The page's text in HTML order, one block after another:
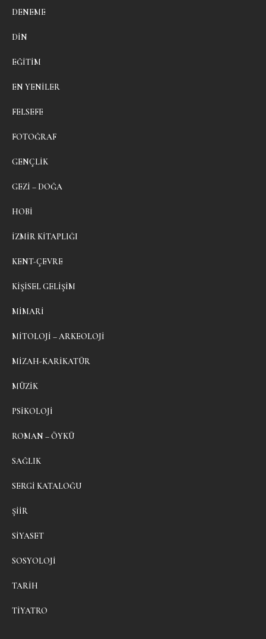
DENEME
DIN
EĞITIM
EN YENILER
FELSEFE
FOTOĞRAF
GENÇLIK
GEZI – DOĞA
HOBI
İZMIR KITAPLIĞI
KENT-ÇEVRE
KIŞISEL GELIŞIM
MIMARI
MITOLOJI – ARKEOLOJI
MIZAH-KARIKATÜR
MÜZIK
PSIKOLOJI
ROMAN – ÖYKÜ
SAĞLIK
SERGI KATALOĞU
ŞIIR
SIYASET
SOSYOLOJI
TARIH
TIYATRO